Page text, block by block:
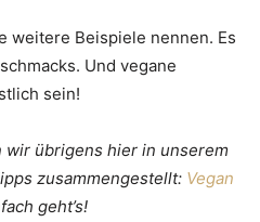
weitere Beispiele nennen. Es
Und veganе
sein!
wir übrigens hier in unserem
zusammengestellt: Vegan
geht’s!